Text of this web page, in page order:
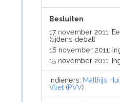
Besluiten
17 november 2011:
(tijdens debat)
16 november 2011:
15 november 2011:
Indieners: Matthijs
Vliet (PVV)